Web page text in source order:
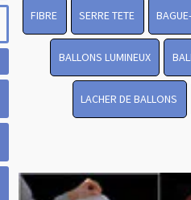
FIBRE SERRE TETE
BALLONS LUMINEUX
LACHER DE BALLONS